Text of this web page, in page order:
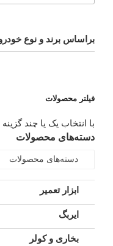
براساس برند و نوع
فیلتر محصولات
با انتخاب یک یا چند
دسته‌های محصولات
دسته‌های محصولات
ابزار تعمیر
ایربگ
بخاری و کولر